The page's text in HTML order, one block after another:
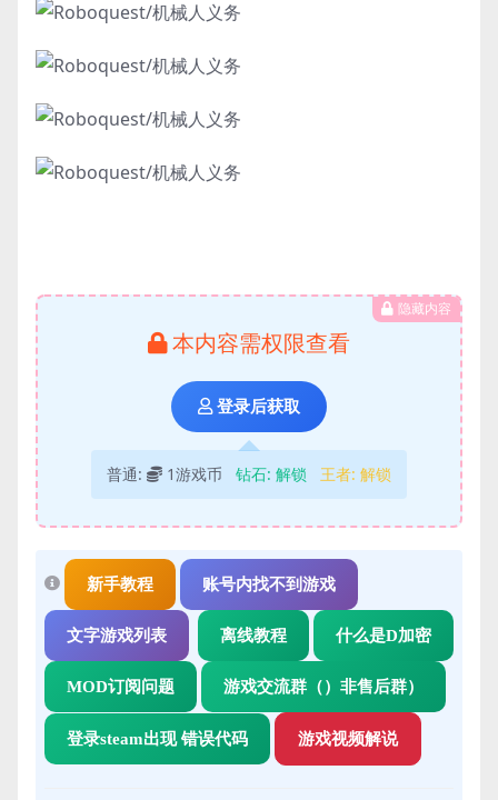
隐藏内容
本内容需权限查看
登录后获取
普通: 1游戏币 钻石: 解锁 王者: 解锁
新手教程 账号内找不到游戏
文字游戏列表 离线教程 什么是D加密
MOD订阅问题 游戏交流群（）非售后群）
登录steam出现 错误代码 游戏视频解说